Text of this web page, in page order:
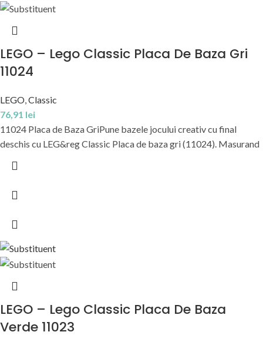
LEGO – Lego Classic Placa De Baza Gri
11024
LEGO,Classic
76,91 lei
11024 Placa de Baza GriPune bazele jocului creativ cu final
deschis cu LEG&reg Classic Placa de baza gri (11024). Masurand
LEGO – Lego Classic Placa De Baza
Verde 11023